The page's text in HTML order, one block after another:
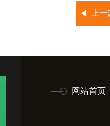
上
网站首页